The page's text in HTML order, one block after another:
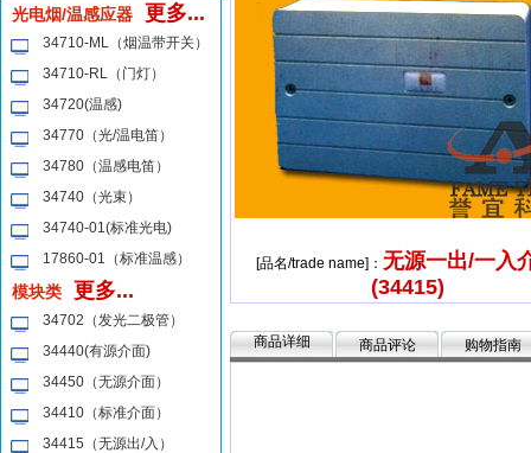
光电烟/温感应器
更多...
34710-ML（烟温带开关）
34710-RL（门灯）
34720(温感)
34770（光/温电笛）
34780（温感电笛）
34740（光束）
34740-01(标准光电)
17860-01（标准温感）
模块类 更多...
34702（发光二极管）
34440(有源介面)
34450（无源介面）
34410（标准介面）
34415（无源出/入）
[品名/trade name]： 无源一出/一入
(34415)
商品详细 商品评论 购物指南